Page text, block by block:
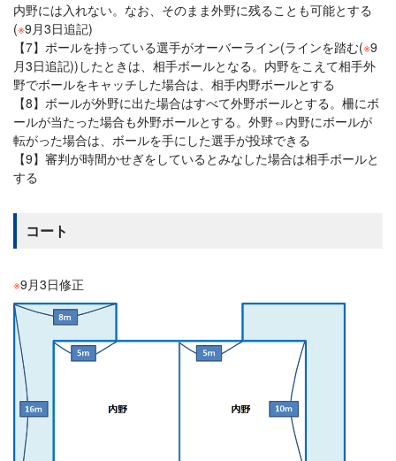
内野には入れない。なお、そのまま外野に残ることも可能とする
(※9月3日追記)
【7】ボールを持っている選手がオーバーライン(ラインを踏む(※9
月3日追記))したときは、相手ボールとなる。内野をこえて相手外
野でボールをキャッチした場合は、相手内野ボールとする
【8】ボールが外野に出た場合はすべて外野ボールとする。柵にボ
ールが当たった場合も外野ボールとする。外野⇔内野にボールが
転がった場合は、ボールを手にした選手が投球できる
【9】審判が時間かせぎをしているとみなした場合は相手ボールと
する
コート
※9月3日修正